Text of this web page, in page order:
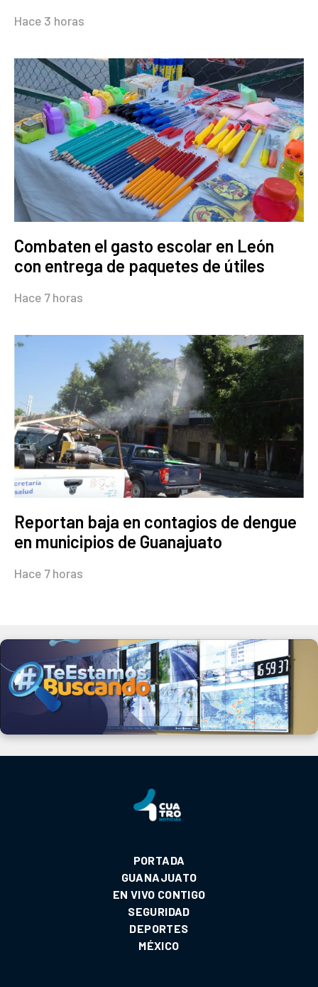
Hace 3 horas
Combaten el gasto escolar en León
con entrega de paquetes de útiles
Hace 7 horas
Reportan baja en contagios de dengue
en municipios de Guanajuato
Hace 7 horas
PORTADA
GUANAJUATO
EN VIVO CONTIGO
SEGURIDAD
DEPORTES
MÉXICO